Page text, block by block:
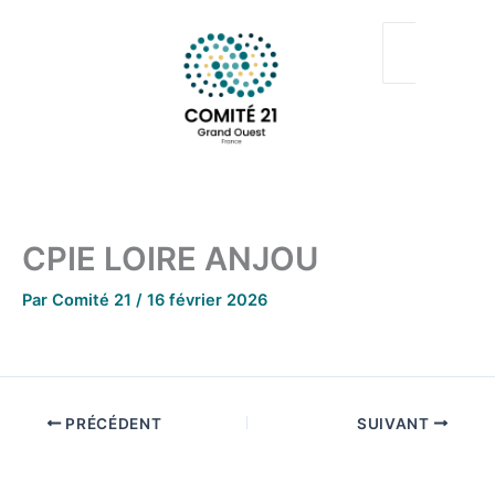
CPIE LOIRE ANJOU
Par Comité 21 / 16 février 2026
PRÉCÉDENT SUIVANT